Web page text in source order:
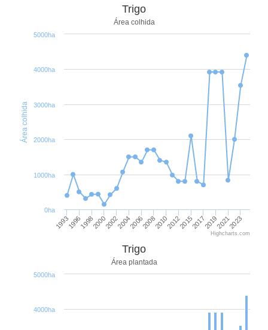
Área colhida
Trigo
Área colhida
199319961998200020022004200620082010201220152017201920212023
0ha
1000ha
2000ha
3000ha
4000ha
5000ha
Highcharts.com
Trigo
Área plantada
4000ha
5000ha